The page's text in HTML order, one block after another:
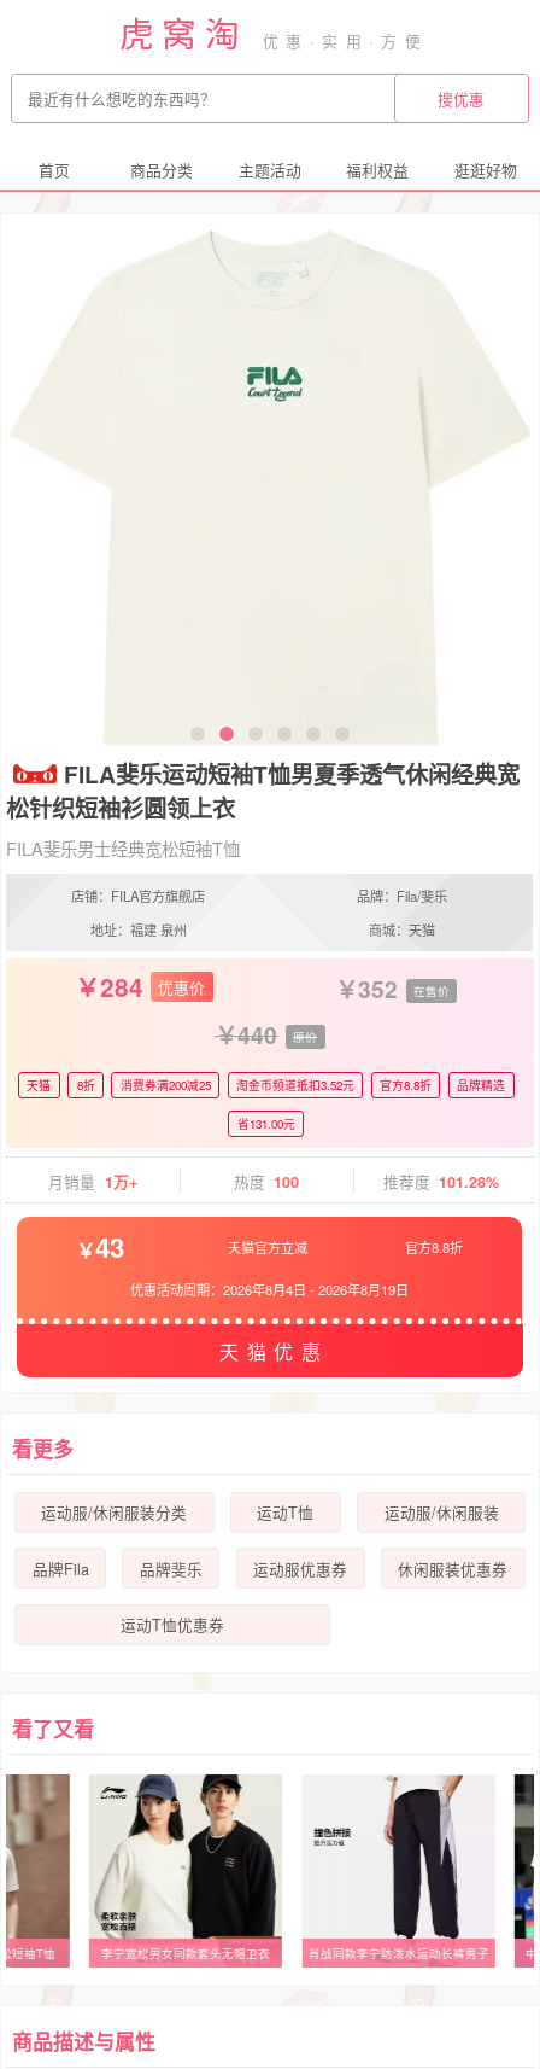
虎窝淘
首页 商品分类 主题活动 福利权益 逛逛好物
FILA斐乐运动短袖T恤男夏季透气休闲经典宽
松针织短袖衫圆领上衣
FILA斐乐男士经典宽松短袖T恤
店铺：FILA官方旗舰店
品牌：Fila/斐乐
地址：福建 泉州
商城：天猫
284 优惠价 352 在售价
440 原价
天猫 8折 消费券满200减25 淘金币频道抵扣3.52元 官方8.8折 品牌精选
省131.00元
月销量 1万+ 热度 100 推荐度 101.28%
43 天猫官方立减 官方8.8折
优惠活动周期：2026年8月4日 -2026年8月19日
天猫优惠
看更多
运动服/休闲服装分类 运动T恤 运动服/休闲服装
品牌Fila 品牌斐乐 运动服优惠券 休闲服装优惠券
运动T恤优惠券
看了又看
帽卫衣 肖战同款李宁防泼水运动长裤男子 中国队运动短袖Polo教练训练t恤 耐
商品描述与属性